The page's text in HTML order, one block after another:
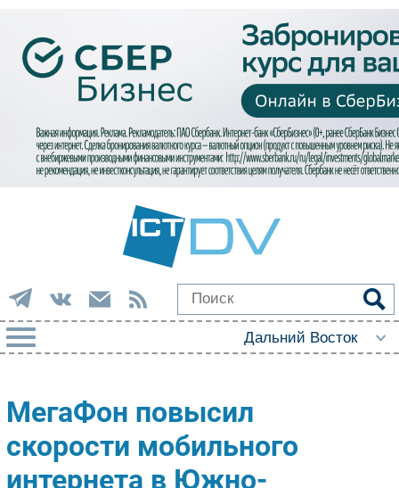
Импорто­замещение
Автоматизация Промышленности
Интернет
МегаФон повысил
скорости мобильного
интернета в Южно-